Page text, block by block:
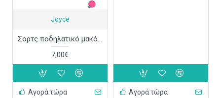
Joyce
Σορτς ποδηλατικό μακό Joyce 6229
7,00€
Αγορά τώρα Αγορά τώρα